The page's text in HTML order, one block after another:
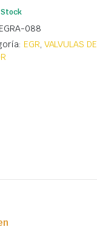
Stock
088
EGR, VALVULAS DE